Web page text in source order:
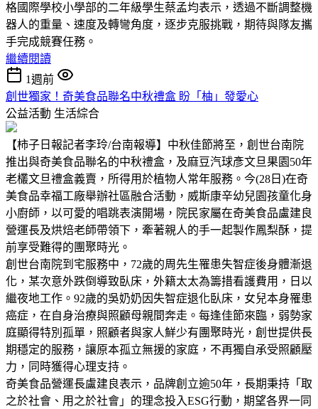
格國際學校小學部的二年級學生蔡孟均表示，透過不斷調整機
器人的重量、速度及轉彎角度，逐步克服挑戰，期待與隊友攜
手完成競賽任務。
繼續閱讀
1週前
創世獨家！奇美食品聯名中秋禮盒 盼「柚」發愛心
公益活動 生活綜合
【柿子日報記者李玲/台南報導】中秋佳節將至，創世台南院
推出與奇美食品聯名的中秋禮盒，及麻豆汽球彥文旦果園50年
老欉文旦禮盒義賣，所得用於植物人常年服務。今(28日)在奇
美食品幸福工廠舉辦社區融合活動，威斯康辛幼兒園孩童化身
小廚師，以可愛的唱跳表演開場，院民家屬在奇美食品盧建良
營運長及烘焙老師帶領下，牽著親人的手一起製作鳳梨酥，提
前享受難得的團聚時光。
創世台南院到宅服務中，72歲的周先生罹患失智症後身體漸退
化，某次意外跌倒導致臥床，外籍太太為籌措看護費用，日以
繼夜地工作。92歲的吳奶奶因失智症退化臥床，女兒本身罹患
癌症，在自身治療與照顧母親間奔走。每逢佳節來臨，弱勢家
庭顯得特別孤單，照顧者與家人鮮少有團聚時光，創世提供長
期穩定的服務，讓原本孤立無援的家庭，不再獨自承受照顧壓
力，同時獲得心理支持。
奇美食品營運長盧建良表示，品牌創立逾50年，長期秉持「取
之於社會、用之於社會」的理念投入ESG行動，期望各界一同